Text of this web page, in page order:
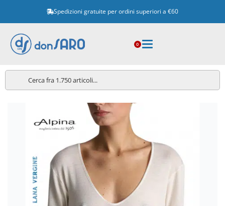
Spedizioni gratuite per ordini superiori a €60
0